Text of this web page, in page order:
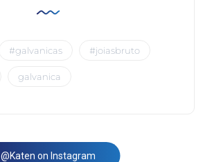
#galvanicas #joiasbruto
galvanica
@Katen on Instagram